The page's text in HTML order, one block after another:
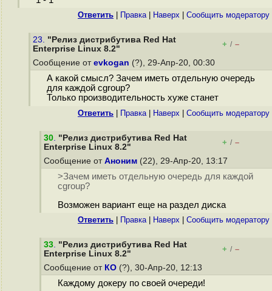
Ответить Правка| Наверх Cообщить модератору
23. "Релиз дистрибутива Red Hat
Enterprise Linux 8.2"
+ / –
Сообщение от evkogan (?), 29-Апр-20, 00:30
А какой смысл? Зачем иметь отдельную очередь
для каждой cgroup?
Только производительность хуже станет
Ответить Правка| Наверх Cообщить модератору
30. "Релиз дистрибутива Red Hat
Enterprise Linux 8.2"
+ / –
Сообщение от Аноним (22), 29-Апр-20, 13:17
>Зачем иметь отдельную очередь для каждой
cgroup?
Возможен вариант еще на раздел диска
Ответить Правка| Наверх Cообщить модератору
33. "Релиз дистрибутива Red Hat
Enterprise Linux 8.2"
+ / –
Сообщение от КО (?), 30-Апр-20, 12:13
Каждому докеру по своей очереди!